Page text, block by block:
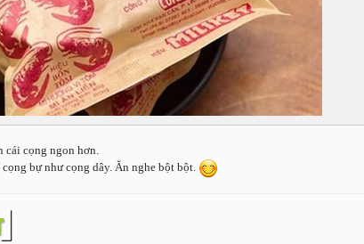
cái cọng ngon hơn.
bự như cọng dây. Ăn nghe bột bột.